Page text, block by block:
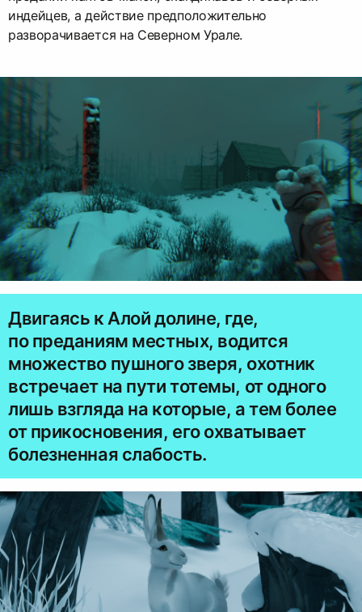
индейцев, а действие предположительно
разворачивается на Северном Урале.
Двигаясь к Алой долине, где,
по преданиям местных, водится
множество пушного зверя, охотник
встречает на пути тотемы, от одного
лишь взгляда на которые, а тем более
от прикосновения, его охватывает
болезненная слабость.